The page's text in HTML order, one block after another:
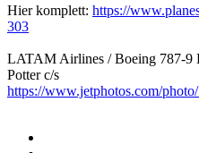
Hier komplett: https://
303
LATAM Airlines / Boeing 787-9
Potter c/s
https://www.jetphotos.com/